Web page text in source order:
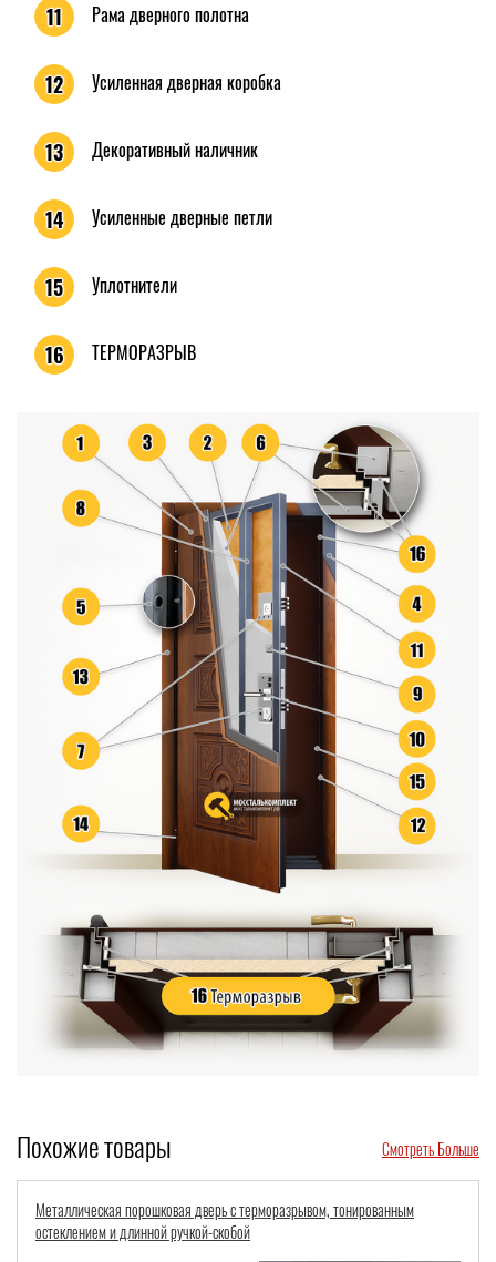
11 Рама дверного полотна
12 Усиленная дверная коробка
13 Декоративный наличник
14 Усиленные дверные петли
15 Уплотнители
16 ТЕРМОРАЗРЫВ
Похожие товары Смотреть Больше
Металлическая входная термодверь с отделкой МДФ панелями в
современном стиле со вставкой из тонированного стекла и